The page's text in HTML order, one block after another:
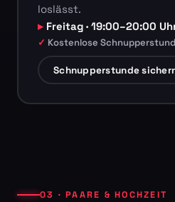
loslässt.
Freitag · 19:00–20:00
Kostenlose
Schnupperstunde
03 · PAARE & HOCHZEIT